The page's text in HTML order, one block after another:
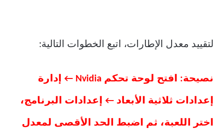
لتقييد معدل الإطارات، اتبع الخطوات التالية:
نصيحة: افتح لوحة تحكم Nvidia ← إدارة
إعدادات ثلاثية الأبعاد ← إعدادات البرنامج،
اختر اللعبة، ثم اضبط الحد الأقصى لمعدل